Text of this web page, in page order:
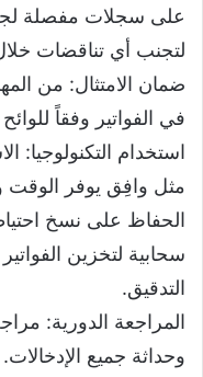
على سجلات مفصلة
لتجنب أي تناقضات
ضمان الامتثال: من
في الفواتير وفقاً
استخدام التكنولوجيا:
مثل وافِق يوفر
الحفاظ على نسخ
سحابية لتخزين
التدقيق.
المراجعة الدورية:
وحداثة جميع الإدخالات.